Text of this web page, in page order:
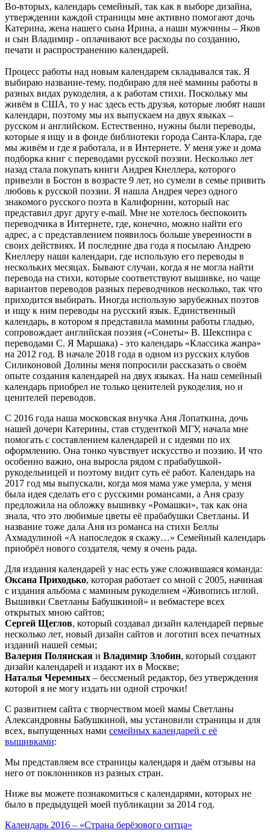
Во-вторых, календарь семейный, так как в выборе дизайна,
утверждении каждой страницы мне активно помогают дочь
Катерина, жена нашего сына Ирина, а наши мужчины – Яков
и сын Владимир - оплачивают все расходы по созданию,
печати и распространению календарей.
Процесс работы над новым календарем складывался так. Я
выбираю название-тему, подбираю для неё мамины работы в
разных видах рукоделия, а к работам стихи. Поскольку мы
живём в США, то у нас здесь есть друзья, которые любят наши
календари, поэтому мы их выпускаем на двух языках –
русском и английском. Естественно, нужны были переводы,
которые я ищу и в фонде библиотеки города Санта-Клара, где
мы живём и где я работала, и в Интернете. У меня уже и дома
подборка книг с переводами русской поэзии. Несколько лет
назад стала покупать книги Андрея Кнеллера, которого
привезли в Бостон в возрасте 9 лет, но сумели в семье привить
любовь к русской поэзии. Я нашла Андрея через одного
знакомого русского поэта в Калифорнии, который нас
представил друг другу e-mail. Мне не хотелось беспокоить
переводчика в Интернете, где, конечно, можно найти его
адрес, а с представлением появилось больше уверенности в
своих действиях. И последние два года я посылаю Андрею
Кнеллеру наши календари, где использую его переводы в
нескольких месяцах. Бывают случаи, когда я не могла найти
перевода на стихи, которые соответствуют вышивке, но чаще
вариантов переводов разных переводчиков несколько, так что
приходится выбирать. Иногда использую зарубежных поэтов
и ищу к ним переводы на русский язык. Единственный
календарь, в котором я представила мамины работы гладью,
сопровождает английская поэзия («Сонеты» В. Шекспира с
переводами С. Я Маршака) - это календарь «Классика жанра»
на 2012 год. В начале 2018 года в одном из русских клубов
Силиконовой Долины меня попросили рассказать о своём
опыте создания календарей на двух языках. На наш семейный
календарь приобрел не только ценителей рукоделия, но и
ценителей переводов.
С 2016 года наша московская внучка Аня Лопаткина, дочь
нашей дочери Катерины, став студенткой МГУ, начала мне
помогать с составлением календарей и с идеями по их
оформлению. Она тонко чувствует искусство и поэзию. И что
особенно важно, она выросла рядом с прабабушкой-
рукодельницей и поэтому видит суть её работ. Календарь на
2017 год мы выпускали, когда моя мама уже умерла, у меня
была идея сделать его с русскими романсами, а Аня сразу
предложила на обложку вышивку «Ромашки», так как она
знала, что это любимые цветы её прабабушки Светланы. И
название тоже дала Аня из романса на стихи Беллы
Ахмадулиной «А напоследок я скажу…» Семейный календарь
приобрёл нового создателя, чему я очень рада.
Для издания календарей у нас есть уже сложившаяся команда:
Оксана Приходько, которая работает со мной с 2005, начиная
с издания альбома с маминым рукоделием «Живопись иглой.
Вышивки Светланы Бабушкиной» и вебмастере всех
открытых мною сайтов;
Сергей Щеглов, который создавал дизайн календарей первые
несколько лет, новый дизайн сайтов и логотип всех печатных
изданий нашей семьи;
Валерия Полянская и Владимир Злобин, который создают
дизайн календарей и издают их в Москве;
Наталья Черемных – бессменый редактор, без утверждения
которой я не могу издать ни одной строчки!
С развитием сайта с творчеством моей мамы Светланы
Александровны Бабушкиной, мы установили страницы и для
всех, выпущенных нами семейных календарей с её
вышивками:
Мы представляем все страницы календаря и даём отзывы на
него от поклонников из разных стран.
Ниже вы можете познакомиться с календарями, которых не
было в предыдущей моей публикации за 2014 год.
Календарь 2016 – «Страна берёзового ситца»